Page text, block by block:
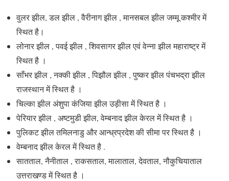
वुलर झील, डल झील , वैरीनाग झील , मानसबल झील जम्मू कश्मीर में
स्थित है।
लोनार झील , पवई झील , शिवसागर झील एवं वेन्ना झील महाराष्ट्र में
स्थित है ।
साँभर झील , नक्की झील , पिझौल झील , पुष्कर झील पंचभद्रा झील
राजस्थान में स्थित है ।
चिल्का झील अंशुपा कंजिया झील उड़ीसा में स्थित है ।
पेरियार झील , अष्टमुडी झील, वेम्बनाद झील केरल में स्थित है ।
पुलिकट झील तमिलनाडु और आन्ध्रप्रदेश की सीमा पर स्थित है ।
वेम्बनाद झील केरल में स्थित है .
सातताल, नैनीताल , राकसताल, मालाताल, देवताल, नौकुचियाताल
उत्तराखण्ड में स्थित है ।